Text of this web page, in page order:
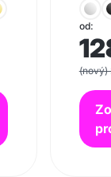
od:
(nový)